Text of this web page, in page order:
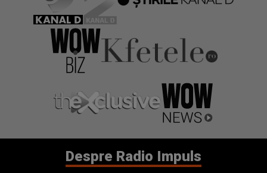
Despre Radio Impuls